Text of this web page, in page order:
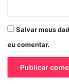
Salvar meus
eu comentar.